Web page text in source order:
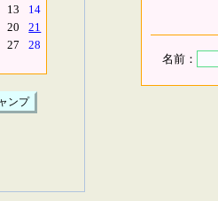
13
14
20
21
27
28
名前：